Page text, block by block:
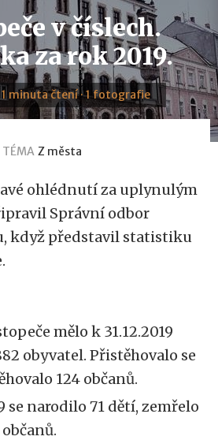
v číslech.
za rok 2019.
1 minuta čtení · 1 fotografie
TÉMA Z města
ohlédnutí za uplynulým
Správní odbor
když představil statistiku
mělo k 31.12.2019
obyvatel. Přistěhovalo se
124 občanů.
se narodilo 71 dětí, zemřelo